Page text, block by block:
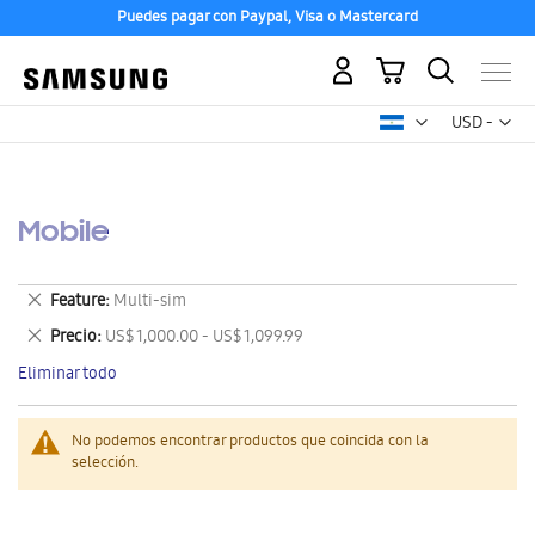
Puedes pagar con Paypal, Visa o Mastercard
USD -
dólar
Mi carrito
Mobile
No podemos encontrar productos que coincida con la
selección.
Feature Multi-sim
Eliminar
este
artículo
Precio US$ 1,000.00 - US$ 1,099.99
Eliminar
este
artículo
Eliminar todo